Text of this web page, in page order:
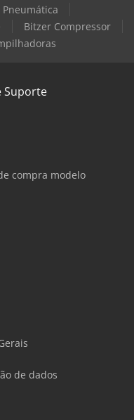
Bitzer Compressor
Suporte
compra modelo
de dados